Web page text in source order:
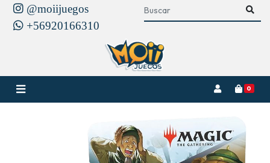
@moiijuegos
+56920166310
0